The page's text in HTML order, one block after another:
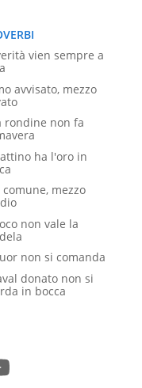
vien sempre a
avvisato, mezzo
rondine non fa
ha l'oro in
comune, mezzo
non vale la
non si comanda
donato non si
in bocca